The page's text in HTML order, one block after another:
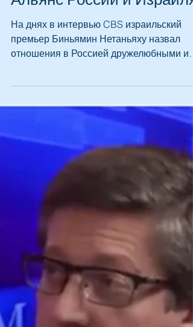
Альянс России и Израиля
На днях в интервью CBS израильский
премьер Биньямин Нетаньяху назвал
отношения в Россией дружелюбными и
обратил внимание на то, что...